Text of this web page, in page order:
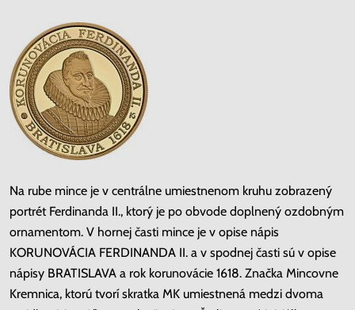
Na rube mince je v centrálne umiestnenom kruhu zobrazený
portrét Ferdinanda II., ktorý je po obvode doplnený ozdobným
ornamentom. V hornej časti mince je v opise nápis
KORUNOVÁCIA FERDINANDA II. a v spodnej časti sú v opise
nápisy BRATISLAVA a rok korunovácie 1618. Značka Mincovne
Kremnica, ktorú tvorí skratka MK umiestnená medzi dvoma